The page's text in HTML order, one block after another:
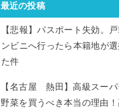
最近の投稿
【悲報】パスポート失効。
ンビニへ行ったら本籍地が
た件
【名古屋 熱田】高級スー
野菜を買うべき本当の理由